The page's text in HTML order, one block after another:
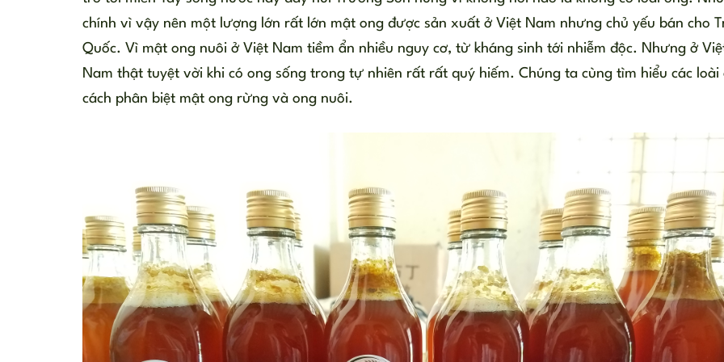
chính vì vậy nên một lượng lớn rất lớn mật ong được sản xuất ở Việt Nam nhưng chủ yếu bán cho
Quốc. Vì mật ong nuôi ở Việt Nam tiềm ẩn nhiều nguy cơ, từ kháng sinh tới nhiễm độc. Nhưng ở
Nam thật tuyệt vời khi có ong sống trong tự nhiên rất rất quý hiếm. Chúng ta cùng tìm hiểu các loài
cách phân biệt mật ong rừng và ong nuôi.